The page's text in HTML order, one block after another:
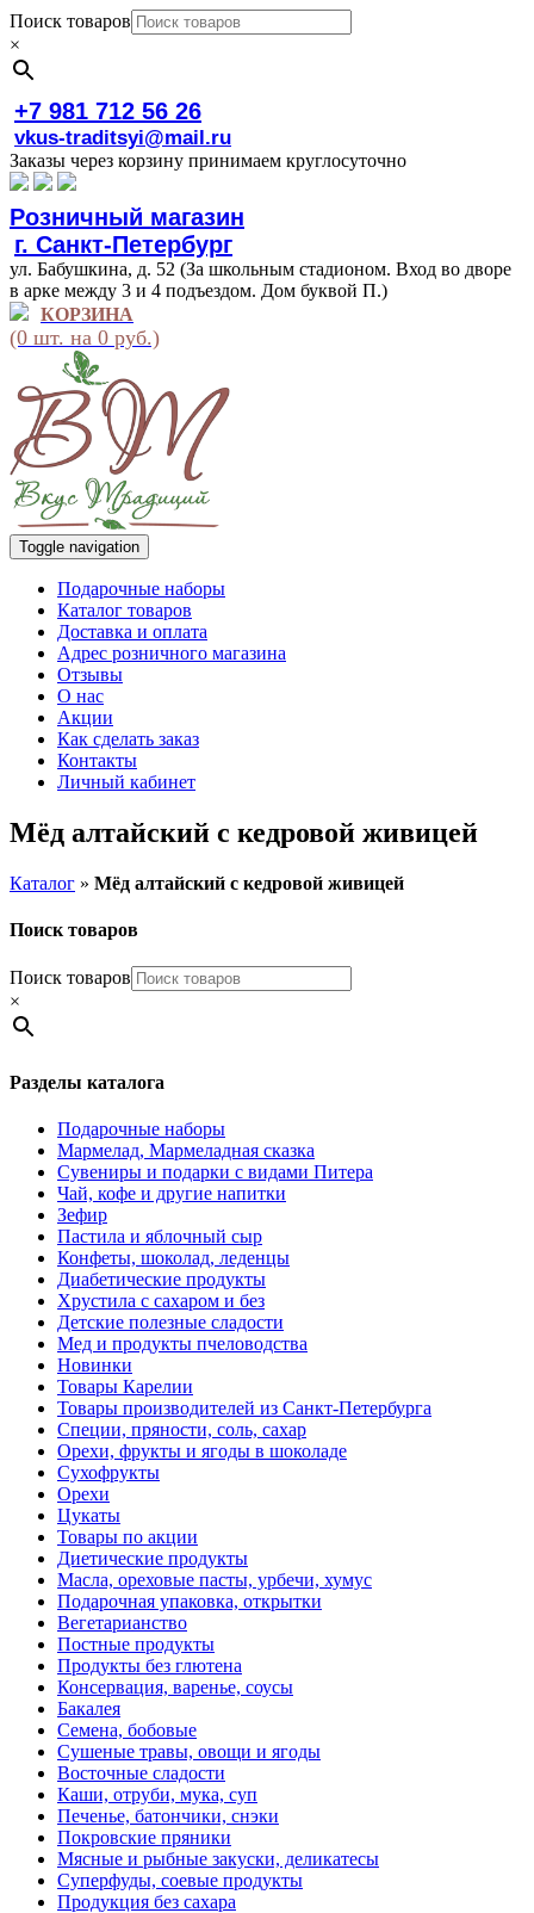
Поиск товаров
×
+7 981 712 56 26
vkus-traditsyi@mail.ru
Заказы через корзину принимаем круглосуточно
Розничный магазин
г. Санкт-Петербург
ул. Бабушкина, д. 52 (За школьным стадионом. Вход во дворе
в арке между 3 и 4 подъездом. Дом буквой П.)
КОРЗИНА
(0 шт. на 0 руб.)
Toggle navigation
Подарочные наборы
Каталог товаров
Доставка и оплата
Адрес розничного магазина
Отзывы
О нас
Акции
Как сделать заказ
Контакты
Личный кабинет
Мёд алтайский с кедровой живицей
Каталог » Мёд алтайский с кедровой живицей
Поиск товаров
Поиск товаров
×
Разделы каталога
Подарочные наборы
Мармелад, Мармеладная сказка
Сувениры и подарки с видами Питера
Чай, кофе и другие напитки
Зефир
Пастила и яблочный сыр
Конфеты, шоколад, леденцы
Диабетические продукты
Хрустила с сахаром и без
Детские полезные сладости
Мед и продукты пчеловодства
Новинки
Товары Карелии
Товары производителей из Санкт-Петербурга
Специи, пряности, соль, сахар
Орехи, фрукты и ягоды в шоколаде
Сухофрукты
Орехи
Цукаты
Товары по акции
Диетические продукты
Масла, ореховые пасты, урбечи, хумус
Подарочная упаковка, открытки
Вегетарианство
Постные продукты
Продукты без глютена
Консервация, варенье, соусы
Бакалея
Семена, бобовые
Сушеные травы, овощи и ягоды
Восточные сладости
Каши, отруби, мука, суп
Печенье, батончики, снэки
Покровские пряники
Мясные и рыбные закуски, деликатесы
Суперфуды, соевые продукты
Продукция без сахара